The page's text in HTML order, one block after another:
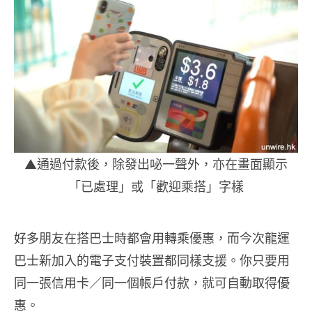
▲通過付款後，除發出咇一聲外，亦在畫面顯示
「已處理」或「歡迎乘搭」字樣
好多朋友在搭巴士時都會用轉乘優惠，而今次龍運
巴士新加入的電子支付裝置都同樣支援。你只要用
同一張信用卡／同一個帳戶付款，就可自動取得優
惠。